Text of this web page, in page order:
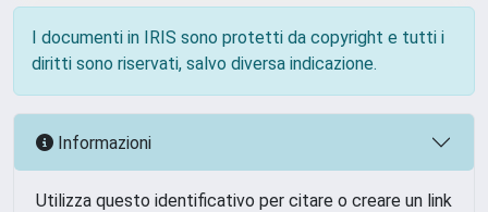
I documenti in IRIS sono protetti da copyright e tutti i
diritti sono riservati, salvo diversa indicazione.
Informazioni
Utilizza questo identificativo per citare o creare un link